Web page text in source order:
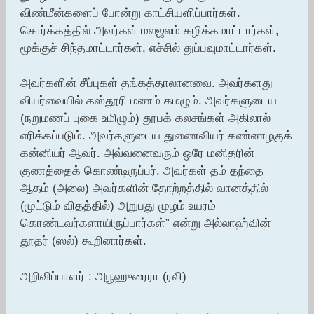
விண்மீன்களைப் போன்று காட்சியளிப்பார்கள்.
சொர்க்கத்தில் அவர்கள் மலஜலம் கழிக்கமாட்டார்கள்,
மூக்குச் சிந்தமாட்டார்கள், எச்சில் துப்பவுமாட்டார்கள்.
அவர்களின் சீப்புகள் தங்கத்தாலானவை. அவர்களது
வியர்வையில் கஸ்தூரி மணம் கமழும். அவர்களுடைய
(நறுமணப் புகை உமிழும்) தூபக் கலசங்கள் அகிலால்
எரிக்கப்படும். அவர்களுடைய துணைவியர் கண்ணழகுக்
கன்னியர் ஆவர். அவ்வனைவரும் ஒரே மனிதரின்
குணத்தைக் கொண்டிருப்பர். அவர்கள் தம் தந்தை
ஆதம் (அலை) அவர்களின் தோற்றத்தில் வானத்தில்
(முட்டும் விதத்தில்) அறுபது முழம் உயரம்
கொண்டவர்களாயிருப்பார்கள்” என்று அல்லாஹ்வின்
தூதர் (ஸல்) கூறினார்கள்.
அறிவிப்பாளர் : அபூஹுரைரா (ரலி)